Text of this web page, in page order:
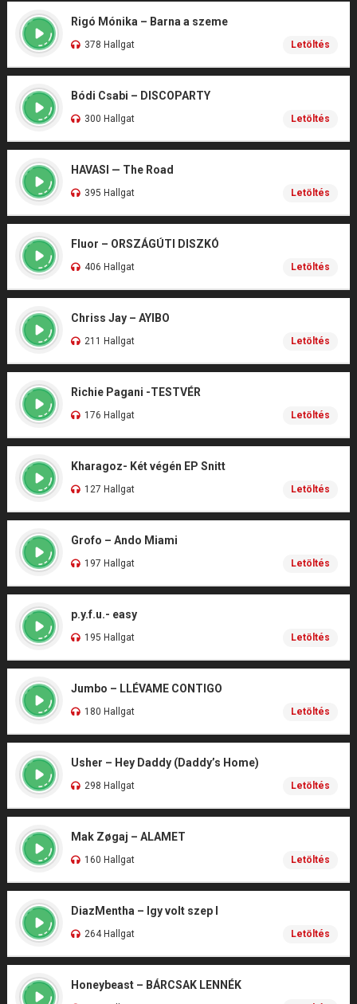
Rigó Mónika – Barna a szeme
378 Hallgat Letöltés
Bódi Csabi – DISCOPARTY
300 Hallgat Letöltés
HAVASI — The Road
395 Hallgat Letöltés
Fluor – ORSZÁGÚTI DISZKÓ
406 Hallgat Letöltés
Chriss Jay – AYIBO
211 Hallgat Letöltés
Richie Pagani -TESTVÉR
176 Hallgat Letöltés
Kharagoz- Két végén EP Snitt
127 Hallgat Letöltés
Grofo – Ando Miami
197 Hallgat Letöltés
p.y.f.u.- easy
195 Hallgat Letöltés
Jumbo – LLÉVAME CONTIGO
180 Hallgat Letöltés
Usher – Hey Daddy (Daddy’s Home)
298 Hallgat Letöltés
Mak Zøgaj – ALAMET
160 Hallgat Letöltés
DiazMentha – Igy volt szep I
264 Hallgat Letöltés
Honeybeast – BÁRCSAK LENNÉK